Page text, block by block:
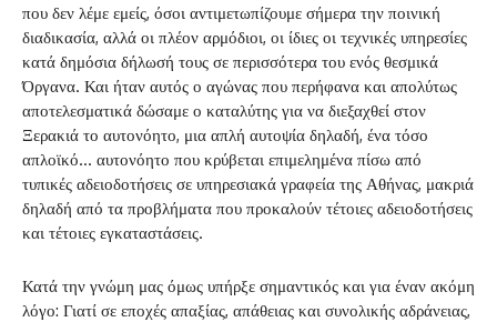
που δεν λέμε εμείς, όσοι αντιμετωπίζουμε σήμερα την ποινική
διαδικασία, αλλά οι πλέον αρμόδιοι, οι ίδιες οι τεχνικές υπηρεσίες
κατά δημόσια δήλωσή τους σε περισσότερα του ενός θεσμικά
Όργανα. Και ήταν αυτός ο αγώνας που περήφανα και απολύτως
αποτελεσματικά δώσαμε ο καταλύτης για να διεξαχθεί στον
Ξερακιά το αυτονόητο, μια απλή αυτοψία δηλαδή, ένα τόσο
απλοϊκό… αυτονόητο που κρύβεται επιμελημένα πίσω από
τυπικές αδειοδοτήσεις σε υπηρεσιακά γραφεία της Αθήνας, μακριά
δηλαδή από τα προβλήματα που προκαλούν τέτοιες αδειοδοτήσεις
και τέτοιες εγκαταστάσεις.
Κατά την γνώμη μας όμως υπήρξε σημαντικός και για έναν ακόμη
λόγο: Γιατί σε εποχές απαξίας, απάθειας και συνολικής αδράνειας,